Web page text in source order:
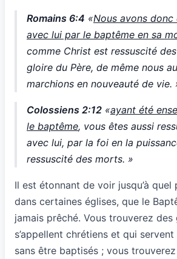
Romains 6:4 «Nous avons donc
avec lui par le baptême en sa
comme Christ est ressuscité
gloire du Père, de même nous
marchions en nouveauté de vie.
Colossiens 2:12 «ayant été
le baptême, vous êtes aussi
avec lui, par la foi en la
ressuscité des morts. »
Il est étonnant de voir jusqu’à quel
dans certaines églises, que le
jamais prêché. Vous trouverez des
s’appellent chrétiens et qui
sans être baptisés ; vous